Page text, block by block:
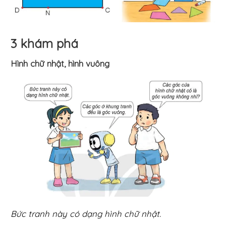
3 khám phá
Hình chữ nhật, hình vuông
Bức tranh này có dạng hình chữ nhật.